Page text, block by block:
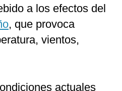
a los efectos del
, que provoca
vientos,
actuales